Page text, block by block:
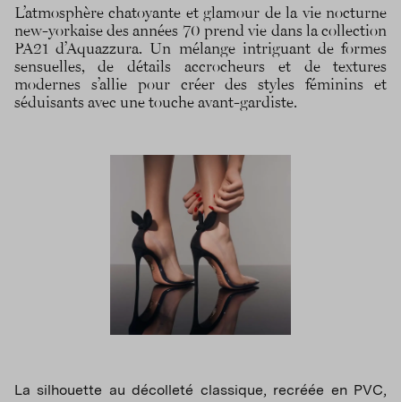
L’atmosphère chatoyante et glamour de la vie nocturne
new-yorkaise des années 70 prend vie dans la collection
PA21 d’Aquazzura. Un mélange intriguant de formes
sensuelles, de détails accrocheurs et de textures
modernes s’allie pour créer des styles féminins et
séduisants avec une touche avant-gardiste.
La silhouette au décolleté classique, recréée en PVC,